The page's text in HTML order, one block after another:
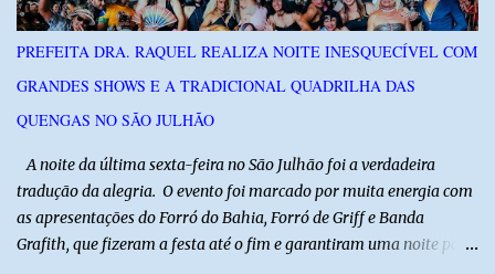
efetivos da Polícia Militar do Rio Grande do Norte, da Polícia Civil
do Rio Grande do Norte e da Polícia Militar do Ceará, reforçando a
atuação integrada entre as forças de segurança e intensificando o
combate à criminalidade nas áreas de fronteira interestadual. As
ações também contemplam os...
PREFEITA DRA. RAQUEL REALIZA NOITE INESQUECÍVEL COM
GRANDES SHOWS E A TRADICIONAL QUADRILHA DAS
QUENGAS NO SÃO JULHÃO
​ A noite da última sexta-feira no São Julhão foi a verdadeira
tradução da alegria. O evento foi marcado por muita energia com
as apresentações do Forró do Bahia, Forró de Griff e Banda
Grafith, que fizeram a festa até o fim e garantiram uma noite para